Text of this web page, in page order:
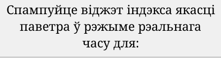
Спампуйце віджэт індэкса якасці
паветра ў рэжыме рэальнага
часу для: